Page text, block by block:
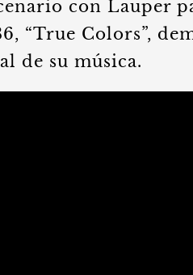
con Lauper
“True Colors”,
de su música.